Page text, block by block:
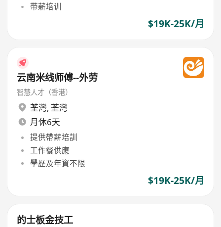
带薪培训
$19K-25K/月
云南米线师傅--外劳
智慧人才（香港）
荃灣, 荃灣
月休6天
提供帶薪培訓
工作餐供應
學歷及年資不限
$19K-25K/月
的士板金技工